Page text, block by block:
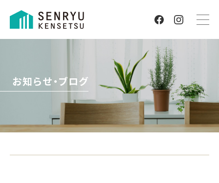
お知らせ・ブログ